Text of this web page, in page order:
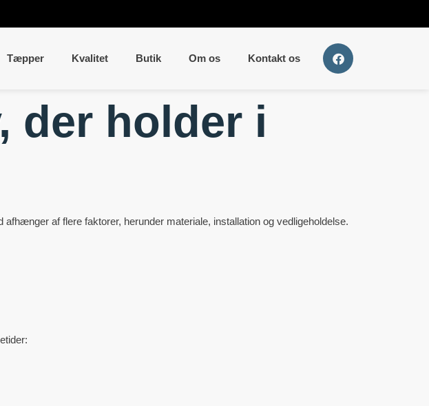
Tæpper Kvalitet Butik Om os Kontakt os
der holder i
af flere faktorer, herunder materiale, installation og vedligeholdelse.